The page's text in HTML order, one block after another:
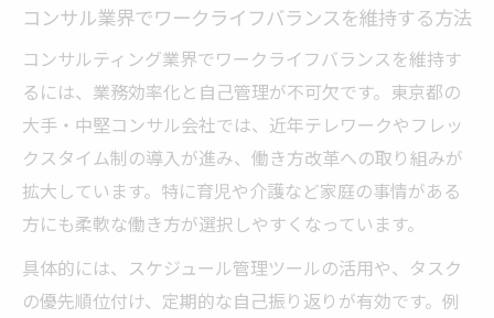
コンサル業界でワークライフバランスを維持する方法
コンサルティング業界でワークライフバランスを維持す
るには、業務効率化と自己管理が不可欠です。東京都の
大手・中堅コンサル会社では、近年テレワークやフレッ
クスタイム制の導入が進み、働き方改革への取り組みが
拡大しています。特に育児や介護など家庭の事情がある
方にも柔軟な働き方が選択しやすくなっています。
具体的には、スケジュール管理ツールの活用や、タスク
の優先順位付け、定期的な自己振り返りが有効です。例